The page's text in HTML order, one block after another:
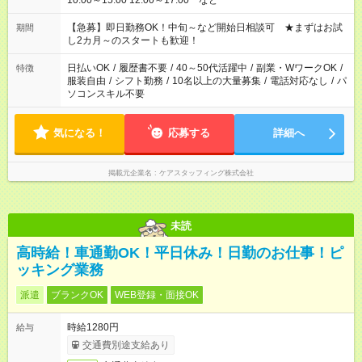
期間
【急募】即日勤務OK！中旬～など開始日相談可 ★まずはお試
し2カ月～のスタートも歓迎！
特徴 日払いOK / 履歴書不要 / 40～50代活躍中 / 副業・WワークOK /
服装自由 / シフト勤務 / 10名以上の大量募集 / 電話対応なし / パ
ソコンスキル不要
気になる！ 応募する 詳細へ
掲載元企業名 ケアスタッフィング株式会社
未読
高時給！車通勤OK！平日休み！日勤のお仕事！ピ
ッキング業務
派遣 ブランクOK WEB登録・面接OK
給与
時給1280円
交通費別途支給あり